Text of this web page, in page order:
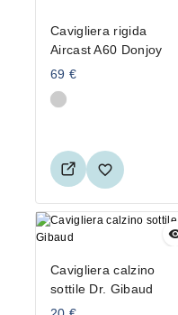
Cavigliera rigida
Aircast A60 Donjoy
69 €
Cavigliera calzino
sottile Dr. Gibaud